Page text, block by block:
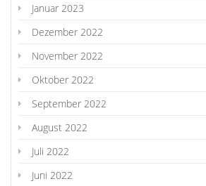
Januar 2023
Dezember 2022
November 2022
Oktober 2022
September 2022
August 2022
Juli 2022
Juni 2022